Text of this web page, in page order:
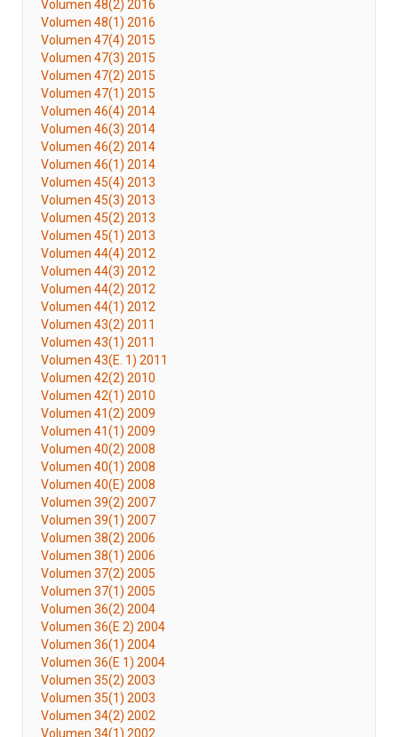
Volumen 48(2) 2016
Volumen 48(1) 2016
Volumen 47(4) 2015
Volumen 47(3) 2015
Volumen 47(2) 2015
Volumen 47(1) 2015
Volumen 46(4) 2014
Volumen 46(3) 2014
Volumen 46(2) 2014
Volumen 46(1) 2014
Volumen 45(4) 2013
Volumen 45(3) 2013
Volumen 45(2) 2013
Volumen 45(1) 2013
Volumen 44(4) 2012
Volumen 44(3) 2012
Volumen 44(2) 2012
Volumen 44(1) 2012
Volumen 43(2) 2011
Volumen 43(1) 2011
Volumen 43(E. 1) 2011
Volumen 42(2) 2010
Volumen 42(1) 2010
Volumen 41(2) 2009
Volumen 41(1) 2009
Volumen 40(2) 2008
Volumen 40(1) 2008
Volumen 40(E) 2008
Volumen 39(2) 2007
Volumen 39(1) 2007
Volumen 38(2) 2006
Volumen 38(1) 2006
Volumen 37(2) 2005
Volumen 37(1) 2005
Volumen 36(2) 2004
Volumen 36(E 2) 2004
Volumen 36(1) 2004
Volumen 36(E 1) 2004
Volumen 35(2) 2003
Volumen 35(1) 2003
Volumen 34(2) 2002
Volumen 34(1) 2002